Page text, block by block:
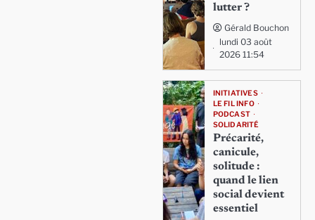
lutter ?
Gérald Bouchon
lundi 03 août
2026 11:54
INITIATIVES
LE FIL INFO
PODCAST
SOLIDARITÉ
Précarité,
canicule,
solitude :
quand le lien
social devient
essentiel